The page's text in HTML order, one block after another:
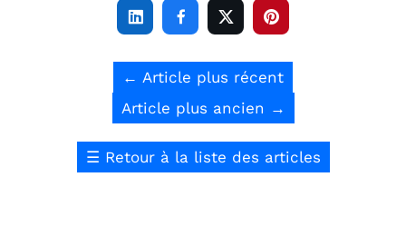
   
← Article plus récent
Article plus ancien →
☰ Retour à la liste des articles